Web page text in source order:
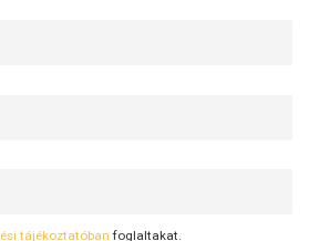
tájékoztatóban foglaltakat.